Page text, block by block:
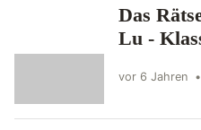
Das
Lu -
vor 6 Jahren •